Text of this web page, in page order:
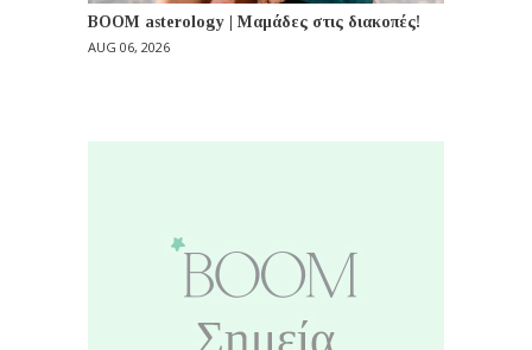
BOOM asterology | Μαμάδες στις διακοπές!
AUG 06, 2026